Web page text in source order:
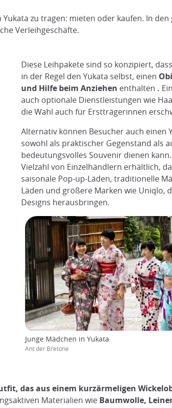
zu tragen: mieten oder kaufen. In
Verleihgeschäfte.
Diese Leihpakete sind so konzipiert,
in der Regel den Yukata selbst, einen
und Hilfe beim Anziehen enthalten .
auch optionale Dienstleistungen wie
die Wahl auch für Erstträgerinnen
Alternativ können Besucher auch einen
sowohl als praktischer Gegenstand als
bedeutungsvolles Souvenir dienen
Vielzahl von Einzelhändlern erhältlich,
saisonale Pop-up-Läden, traditionelle
Läden und größere Marken wie Uniqlo,
Designs herausbringen.
Junge Mädchen in Yukata
Ant der Bretone
das aus einem kurzärmeligen
Materialien wie Baumwolle,